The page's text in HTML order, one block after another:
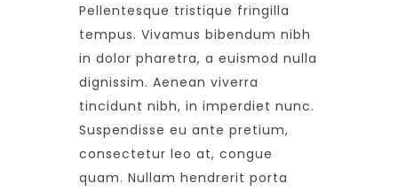
Pellentesque tristique fringilla
tempus. Vivamus bibendum nibh
in dolor pharetra, a euismod nulla
dignissim. Aenean viverra
tincidunt nibh, in imperdiet nunc.
Suspendisse eu ante pretium,
consectetur leo at, congue
quam. Nullam hendrerit porta